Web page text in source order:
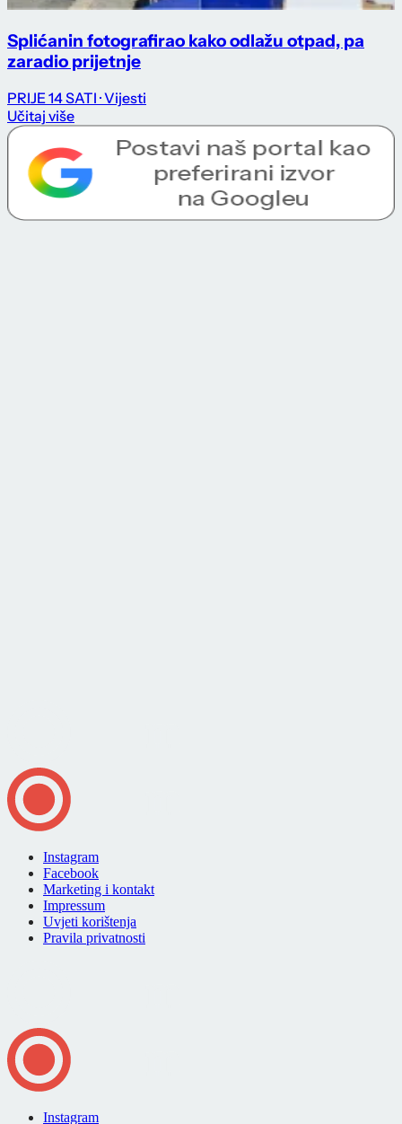
Splićanin fotografirao kako odlažu otpad, pa
zaradio prijetnje
PRIJE 14 SATI · Vijesti
Učitaj više
Instagram
Facebook
Marketing i kontakt
Impressum
Uvjeti korištenja
Pravila privatnosti
Instagram